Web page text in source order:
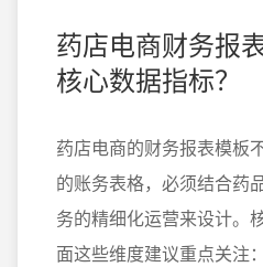
药店电商财务报
核心数据指标？
药店电商的财务报表模板
的账务表格，必须结合药
务的精细化运营来设计。
面这些维度建议重点关注：